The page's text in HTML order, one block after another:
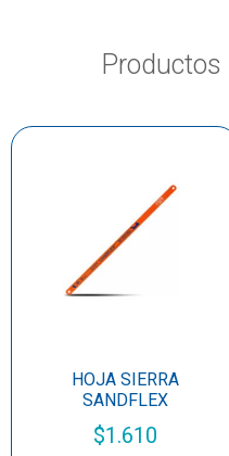
Productos
HOJA SIERRA
SANDFLEX
$1.610